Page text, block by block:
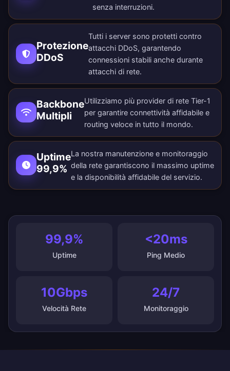
senza interruzioni.
Protezione
DDoS
Tutti i server sono protetti contro
attacchi DDoS, garantendo
connessioni stabili anche durante
attacchi di rete.
Backbone
Multipli
Utilizziamo più provider di rete Tier-1
per garantire connettività affidabile e
routing veloce in tutto il mondo.
Uptime
99,9%
La nostra manutenzione e monitoraggio
della rete garantiscono il massimo uptime
e la disponibilità affidabile del servizio.
99,9%
Uptime
<20ms
Ping Medio
10Gbps
Velocità Rete
24/7
Monitoraggio